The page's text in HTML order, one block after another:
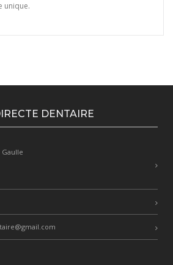
unique.
DENTAIRE